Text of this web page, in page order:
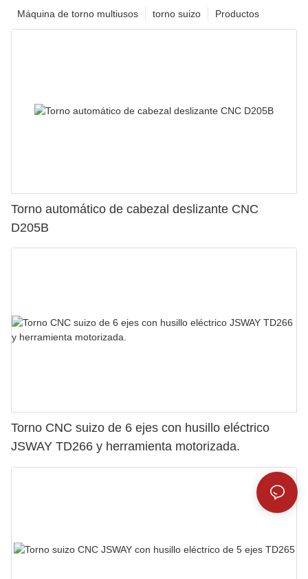
Productos
torno suizo
Máquina de torno multiusos
Torno automático de cabezal deslizante CNC
D205B
Torno CNC suizo de 6 ejes con husillo eléctrico
JSWAY TD266 y herramienta motorizada.